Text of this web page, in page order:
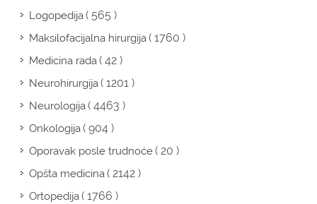
Logopedija( 565 )
Maksilofacijalna hirurgija( 1760 )
Medicina rada( 42 )
Neurohirurgija( 1201 )
Neurologija( 4463 )
Onkologija( 904 )
Oporavak posle trudnoće( 20 )
Opšta medicina( 2142 )
Ortopedija( 1766 )